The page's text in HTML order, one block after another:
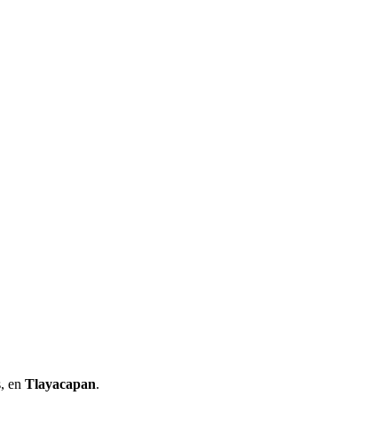
en Tlayacapan.